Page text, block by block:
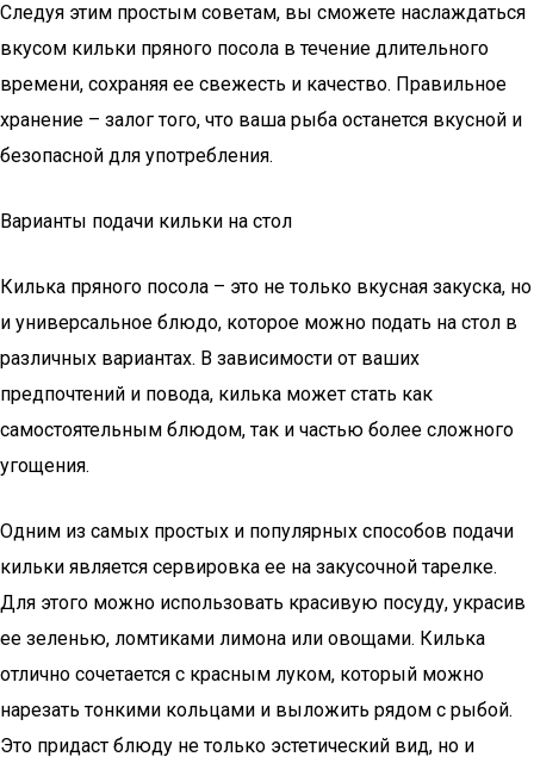
Следуя этим простым советам, вы сможете наслаждаться
вкусом кильки пряного посола в течение длительного
времени, сохраняя ее свежесть и качество. Правильное
хранение – залог того, что ваша рыба останется вкусной и
безопасной для употребления.
Варианты подачи кильки на стол
Килька пряного посола – это не только вкусная закуска, но
и универсальное блюдо, которое можно подать на стол в
различных вариантах. В зависимости от ваших
предпочтений и повода, килька может стать как
самостоятельным блюдом, так и частью более сложного
угощения.
Одним из самых простых и популярных способов подачи
кильки является сервировка ее на закусочной тарелке.
Для этого можно использовать красивую посуду, украсив
ее зеленью, ломтиками лимона или овощами. Килька
отлично сочетается с красным луком, который можно
нарезать тонкими кольцами и выложить рядом с рыбой.
Это придаст блюду не только эстетический вид, но и